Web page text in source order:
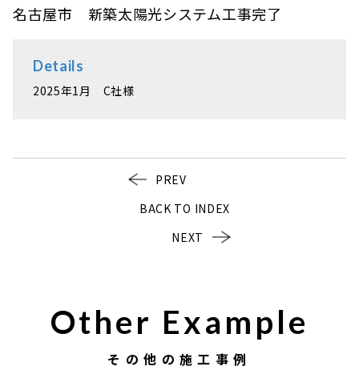
名古屋市 新築太陽光システム工事完了
Details
2025年1月 C社様
PREV
BACK TO INDEX
NEXT
Other Example
その他の施工事例